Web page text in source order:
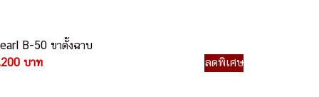
B-50 ขาตั้งฉาบ
บาท
ลดพิเศษ